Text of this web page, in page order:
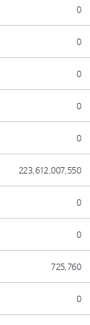
0
0
0
0
0
223,612,007,550
0
0
725,760
0